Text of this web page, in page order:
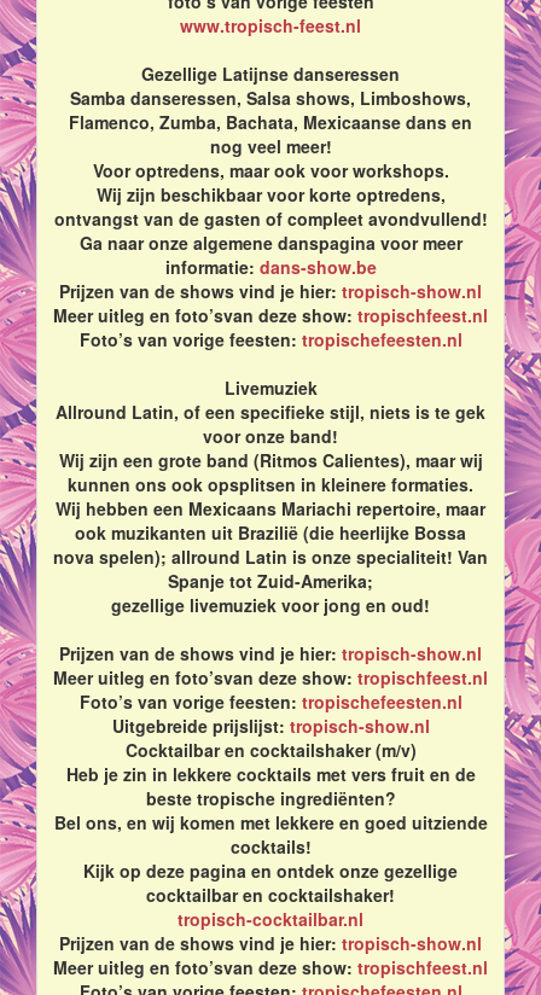
www.tropisch-feest.nl
Gezellige Latijnse danseressen
Samba danseressen, Salsa shows, Limboshows,
Flamenco, Zumba, Bachata, Mexicaanse dans en
nog veel meer!
Voor optredens, maar ook voor workshops.
Wij zijn beschikbaar voor korte optredens,
ontvangst van de gasten of compleet avondvullend!
Ga naar onze algemene danspagina voor meer
informatie: dans-show.be
Prijzen van de shows vind je hier: tropisch-show.nl
Meer uitleg en foto’svan deze show: tropischfeest.nl
Foto’s van vorige feesten: tropischefeesten.nl
Livemuziek
Allround Latin, of een specifieke stijl, niets is te gek
voor onze band!
Wij zijn een grote band (Ritmos Calientes), maar wij
kunnen ons ook opsplitsen in kleinere formaties.
Wij hebben een Mexicaans Mariachi repertoire, maar
ook muzikanten uit Brazilië (die heerlijke Bossa
nova spelen); allround Latin is onze specialiteit! Van
Spanje tot Zuid-Amerika;
gezellige livemuziek voor jong en oud!
Prijzen van de shows vind je hier: tropisch-show.nl
Meer uitleg en foto’svan deze show: tropischfeest.nl
Foto’s van vorige feesten: tropischefeesten.nl
Uitgebreide prijslijst: tropisch-show.nl
Cocktailbar en cocktailshaker (m/v)
Heb je zin in lekkere cocktails met vers fruit en de
beste tropische ingrediënten?
Bel ons, en wij komen met lekkere en goed uitziende
cocktails!
Kijk op deze pagina en ontdek onze gezellige
cocktailbar en cocktailshaker!
tropisch-cocktailbar.nl
Prijzen van de shows vind je hier: tropisch-show.nl
Meer uitleg en foto’svan deze show: tropischfeest.nl